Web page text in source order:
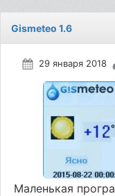
Gismeteo 1.6
29 января 2018
Маленькая